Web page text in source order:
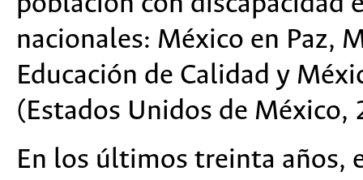
nacionales: México en Paz,
Educación de Calidad y
(Estados Unidos de México,
En los últimos treinta años,